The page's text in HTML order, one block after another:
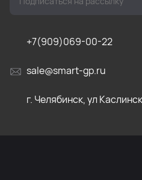
+7(909)069-00-22
sale@smart-gp.ru
г. Челябинск, ул